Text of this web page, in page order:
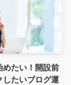
めたい！開設前
したいブログ運